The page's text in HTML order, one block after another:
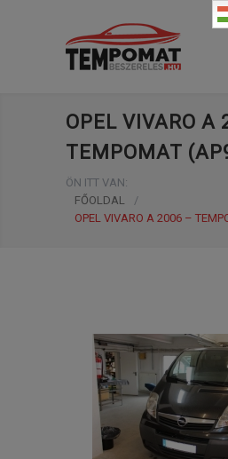
OPEL VIVARO A
TEMPOMAT
ÖN ITT VAN:
FŐOLDAL
/
OPEL VIVARO A 2006 –